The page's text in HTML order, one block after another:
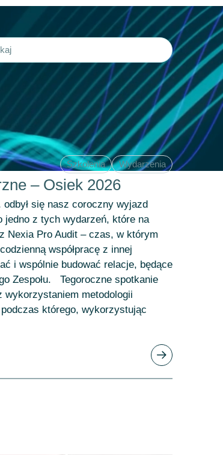
Szkolenia Wydarzenia
– Osiek 2026
się nasz coroczny wyjazd
jedno z tych wydarzeń, które na
Nexia Pro Audit – czas, w którym
współpracę z innej
i wspólnie budować relacje, będące
Zespołu. Tegoroczne spotkanie
metodologii
którego, wykorzystując